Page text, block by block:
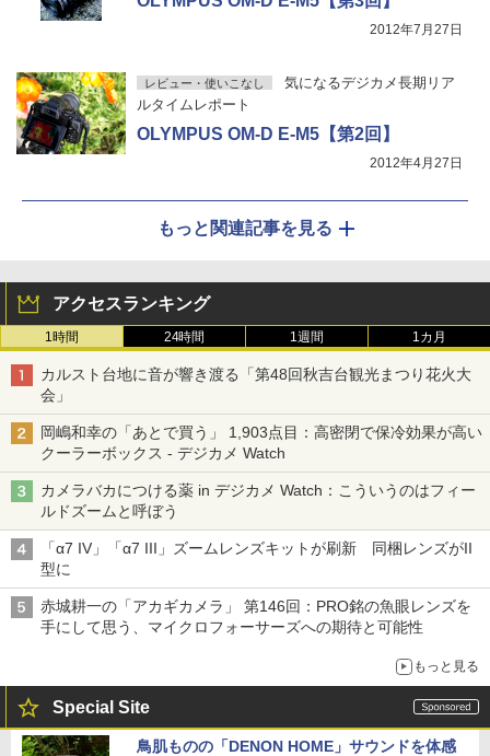
2012年7月27日
レビュー・使いこなし
気になるデジカメ長期リア
ルタイムレポート
OLYMPUS OM-D E-M5【第2回】
2012年4月27日
もっと関連記事を見る
アクセスランキング
1時間 24時間 1週間 1カ月
カルスト台地に音が響き渡る「第48回秋吉台観光まつり花火大
会」
岡嶋和幸の「あとで買う」 1,903点目：高密閉で保冷効果が高い
クーラーボックス - デジカメ Watch
カメラバカにつける薬 in デジカメ Watch：こういうのはフィー
ルドズームと呼ぼう
「α7 IV」「α7 III」ズームレンズキットが刷新 同梱レンズがII
型に
赤城耕一の「アカギカメラ」 第146回：PRO銘の魚眼レンズを
手にして思う、マイクロフォーサーズへの期待と可能性
もっと見る
Special Site
鳥肌ものの「DENON HOME」サウンドを体感